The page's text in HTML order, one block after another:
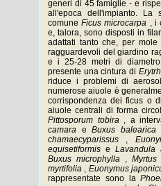
generi di 45 famiglie - e
all'epoca dell'impianto.
comuneFicus microcarpa , i
e, talora, sono disposti in
adattati tanto che, per
ragguardevoli del giardino
e i 25-28 metri di
presente una cintura di
riduce i problemi di
numerose aiuole è
corrispondenza dei ficus o
aiuole centrali di forma
Pittosporum tobira , a
camara eBuxus balearica
chamaecyparissus ,
equisetiformis e Lavandula
Buxus microphylla ,
myrtifolia , Euonymus
rappresentate sono la